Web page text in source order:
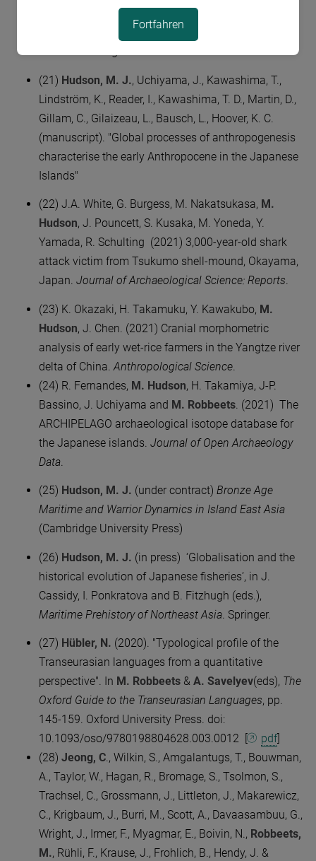
Autiero and M. Cobb (eds.),
Globalization and
Transculturality from Antiquity to the Pre-modern
(21) Hudson, M. J., Uchiyama, J., Kawashima, T.,
Lindström, K., Reader, I., Kawashima, T. D., Martin, D.,
Gillam, C., Gilaizeau, L., Bausch, L., Hoover, K. C.
(manuscript). "Global processes of anthropogenesis
characterise the early Anthropocene in the Japanese
Islands"
​(22) J.A. White, G. Burgess, M. Nakatsukasa, M.
Hudson, J. Pouncett, S. Kusaka, M. Yoneda, Y.
Yamada, R. Schulting (2021) 3,000-year-old shark
attack victim from Tsukumo shell-mound, Okayama,
Japan. Journal of Archaeological Science: Reports.
(23) K. Okazaki, H. Takamuku, Y. Kawakubo, M.
Hudson, J. Chen. (2021) Cranial morphometric
analysis of early wet-rice farmers in the Yangtze river
delta of China. Anthropological Science
(24) R. Fernandes, M. Hudson, H. Takamiya, J-P.
Bassino, J. Uchiyama and M. Robbeets . (2021) The
ARCHIPELAGO archaeological isotope database for
the Japanese islands. Journal of Open Archaeology
Data
(25) Hudson, M. J. (under contract) Bronze Age
Maritime and Warrior Dynamics in Island East Asia
(Cambridge University Press)
(26) Hudson, M. J. (in press) ‘Globalisation and the
historical evolution of Japanese fisheries’, in J.
Cassidy, I. Ponkratova and B. Fitzhugh (eds.),
Maritime Prehistory of Northeast Asia . Springer.
(27) Hübler, N. (2020). "Typological profile of the
Transeurasian languages from a quantitative
perspective". In M. Robbeets & A. Savelyev(eds), The
Oxford Guide to the Transeurasian Languages, pp.
145-159. Oxford University Press. doi:
10.1093/oso/9780198804628.003.0012 [
pdf]
(28) Jeong, C., Wilkin, S., Amgalantugs, T., Bouwman,
A., Taylor, W., Hagan, R., Bromage, S., Tsolmon, S.,
Trachsel, C., Grossmann, J., Littleton, J., Makarewicz,
C., Krigbaum, J., Burri, M., Scott, A., Davaasambuu, G.,
Wright, J., Irmer, F., Myagmar, E., Boivin, N., Robbeets,
M., Rühli, F., Krause, J., Frohlich, B., Hendy, J. &
Fortfahren